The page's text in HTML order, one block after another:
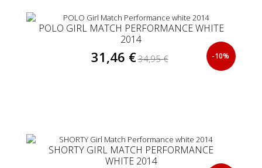
POLO GIRL MATCH PERFORMANCE WHITE
2014
31,46 €34,95 € -10%
SHORTY GIRL MATCH PERFORMANCE
WHITE 2014